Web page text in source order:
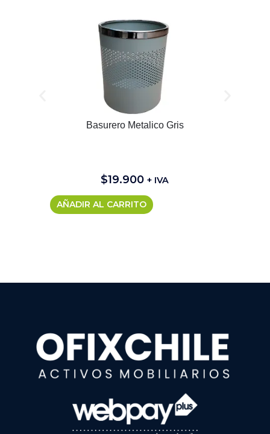
Basurero Metalico Gris
$19.900 + IVA
AÑADIR AL CARRITO